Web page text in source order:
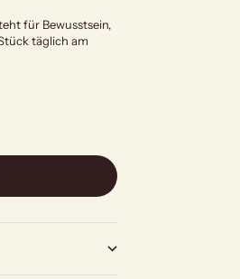
für Bewusstsein,
täglich am